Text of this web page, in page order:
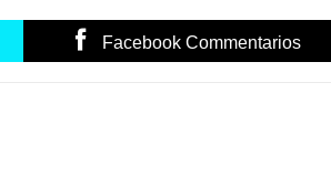
Facebook Commentarios